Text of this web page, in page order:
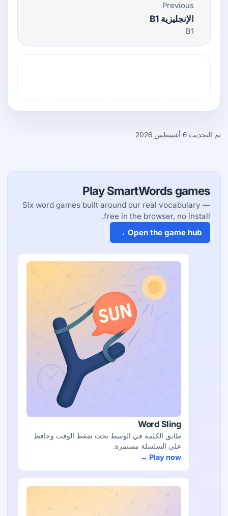
Previous
الإنجليزية B1
B1
تم التحديث 6 أغسطس 2026
Play SmartWords games
Six word games built around our real vocabulary —
free in the browser, no install.
Open the game hub →
Word Sling
طابق الكلمة في الوسط تحت ضغط الوقت وحافظ
على السلسلة مستمرة.
Play now →